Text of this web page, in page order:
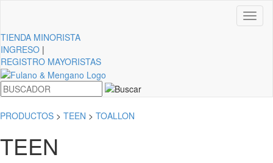
TIENDA MINORISTA
INGRESO |
REGISTRO MAYORISTAS
PRODUCTOS > TEEN > TOALLON
TEEN